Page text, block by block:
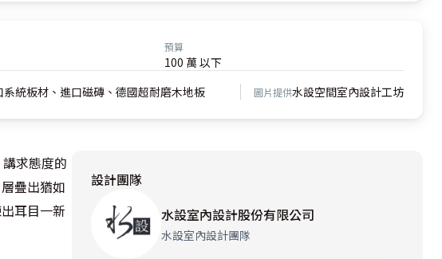
預算
100 萬 以下
統板材、進口磁磚、德國超耐磨木地板 圖片提供水設空間室內設計工坊
求態度的
疊出猶如
耳目一新
設計團隊
水設室內設計股份有限公司
水設室內設計團隊